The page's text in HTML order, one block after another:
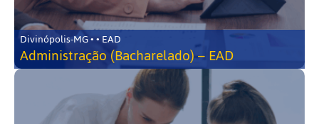
Divinópolis-MG • • EAD
Administração (Bacharelado) – EAD